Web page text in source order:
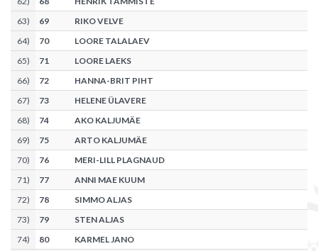
63) 69
RIKO VELVE
64) 70
LOORE TALALAEV
65) 71
LOORE LAEKS
66) 72
HANNA-BRIT PIHT
67) 73
HELENE ÜLAVERE
68) 74
AKO KALJUMÄE
69) 75
ARTO KALJUMÄE
70) 76
MERI-LILL PLAGNAUD
71) 77
ANNI MAE KUUM
72) 78
SIMMO ALJAS
73) 79
STEN ALJAS
74) 80
KARMEL JANO